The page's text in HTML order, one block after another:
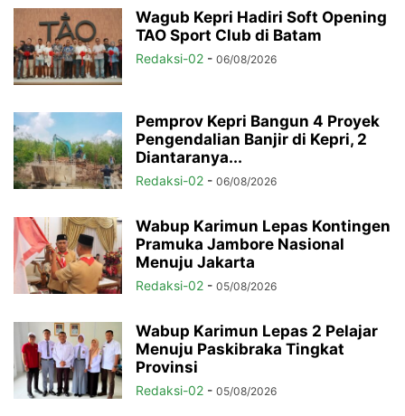
Wagub Kepri Hadiri Soft Opening
TAO Sport Club di Batam
Redaksi-02 - 06/08/2026
Pemprov Kepri Bangun 4 Proyek
Pengendalian Banjir di Kepri, 2
Diantaranya...
Redaksi-02 - 06/08/2026
Wabup Karimun Lepas Kontingen
Pramuka Jambore Nasional
Menuju Jakarta
Redaksi-02 - 05/08/2026
Wabup Karimun Lepas 2 Pelajar
Menuju Paskibraka Tingkat
Provinsi
Redaksi-02 - 05/08/2026